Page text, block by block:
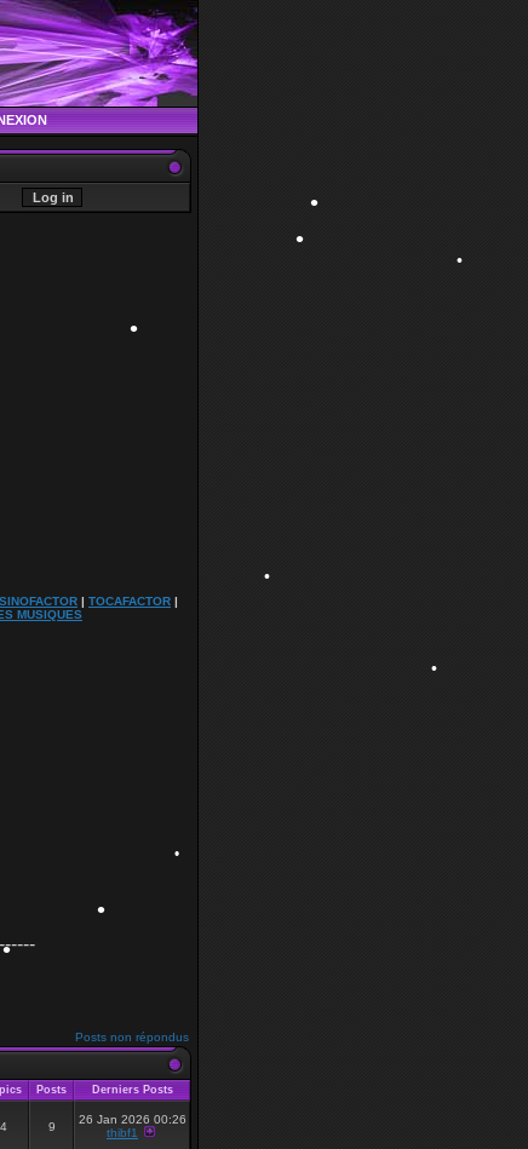
| TOCAFACTOR |
MUSIQUES
Posts non répondus
Posts Derniers Posts
4 9
26 Jan 2026 00:26
thibf1